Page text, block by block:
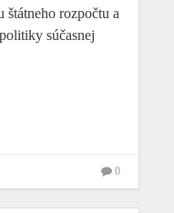
rozpočtu a
súčasnej
0